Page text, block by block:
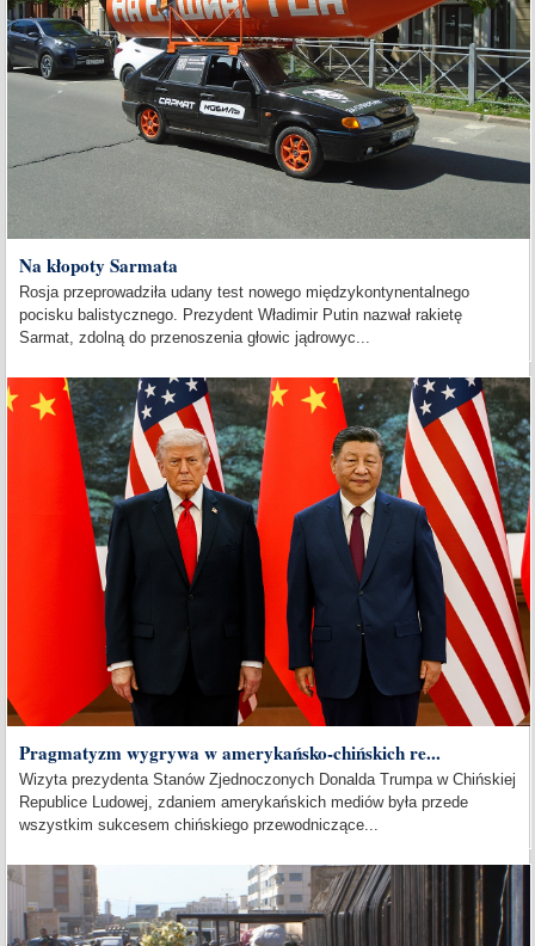
Na kłopoty Sarmata
Rosja przeprowadziła udany test nowego międzykontynentalnego
pocisku balistycznego. Prezydent Władimir Putin nazwał rakietę
Sarmat, zdolną do przenoszenia głowic jądrowyc...
Pragmatyzm wygrywa w amerykańsko-chińskich re...
Wizyta prezydenta Stanów Zjednoczonych Donalda Trumpa w Chińskiej
Republice Ludowej, zdaniem amerykańskich mediów była przede
wszystkim sukcesem chińskiego przewodniczące...